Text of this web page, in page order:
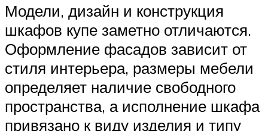
Модели, дизайн и конструкция
шкафов купе заметно отличаются.
Оформление фасадов зависит от
стиля интерьера, размеры мебели
определяет наличие свободного
пространства, а исполнение шкафа
привязано к виду изделия и типу